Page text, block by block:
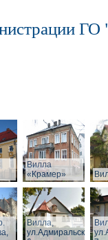
ГО
Вилла
«Крамер»
Вилла,
ул.Адмиральская,